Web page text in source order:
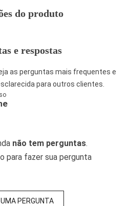
do produto
e respostas
as perguntas mais frequentes e
para outros clientes.
não tem perguntas.
para fazer sua pergunta
PERGUNTA